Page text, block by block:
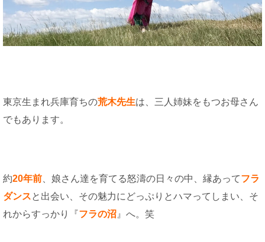
東京生まれ兵庫育ちの荒木先生は、三人姉妹をもつお母さん
でもあります。
約20年前 、娘さん達を育てる怒濤の日々の中、縁あってフラ
ダンスと出会い、その魅力にどっぷりとハマってしまい、そ
れからすっかり『フラの沼 』へ。笑